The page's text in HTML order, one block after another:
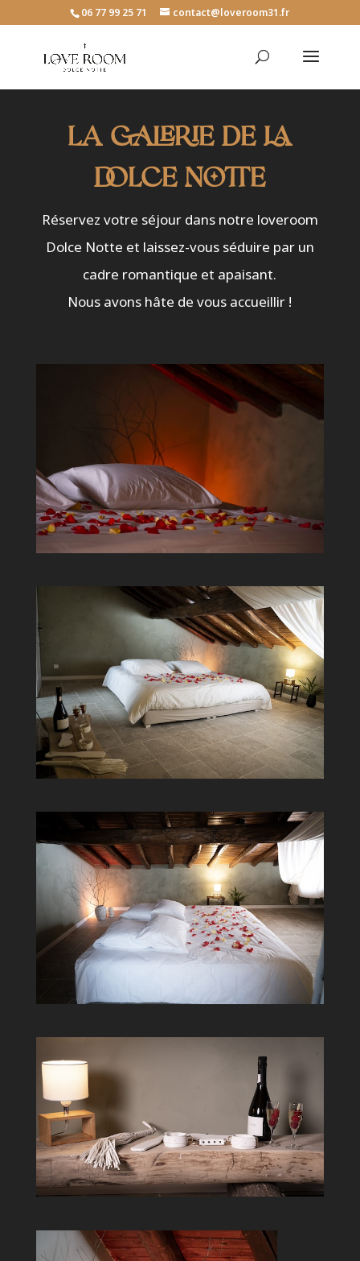
06 77 99 25 71 contact@loveroom31.fr
La galerie de la
dolce notte
Réservez votre séjour dans notre loveroom
Dolce Notte et laissez-vous séduire par un
cadre romantique et apaisant.
Nous avons hâte de vous accueillir !